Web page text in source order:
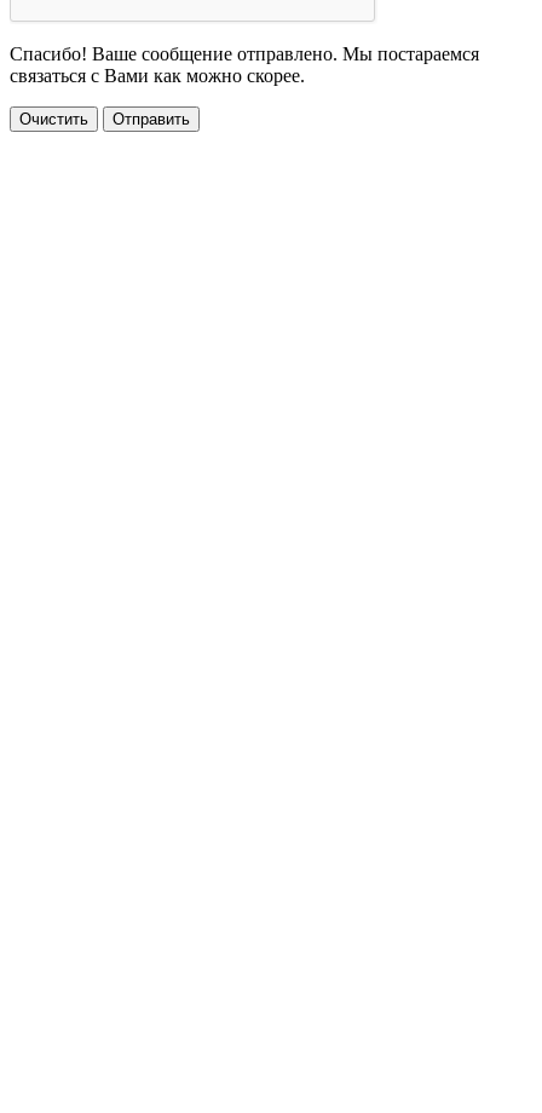
Спасибо! Ваше сообщение отправлено. Мы постараемся
связаться с Вами как можно скорее.
Очистить Отправить